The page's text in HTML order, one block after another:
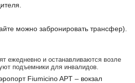
можно забронировать трансфер).
ежедневно и останавливаются возле
подъемники для инвалидов.
Fiumicino APT – вокзал